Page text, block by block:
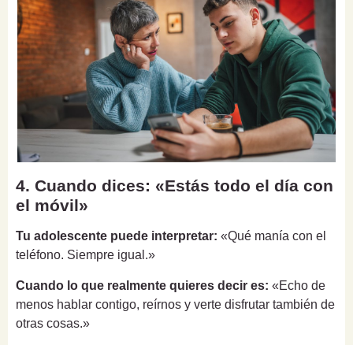
4. Cuando dices: «Estás todo el día con
el móvil»
Tu adolescente puede interpretar: «Qué manía con el
teléfono. Siempre igual.»
Cuando lo que realmente quieres decir es: «Echo de
menos hablar contigo, reírnos y verte disfrutar también de
otras cosas.»